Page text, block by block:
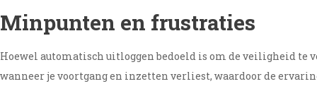
Minpunten en frustraties
Hoewel automatisch uitloggen bedoeld is om de veiligheid
wanneer je voortgang en inzetten verliest, waardoor de